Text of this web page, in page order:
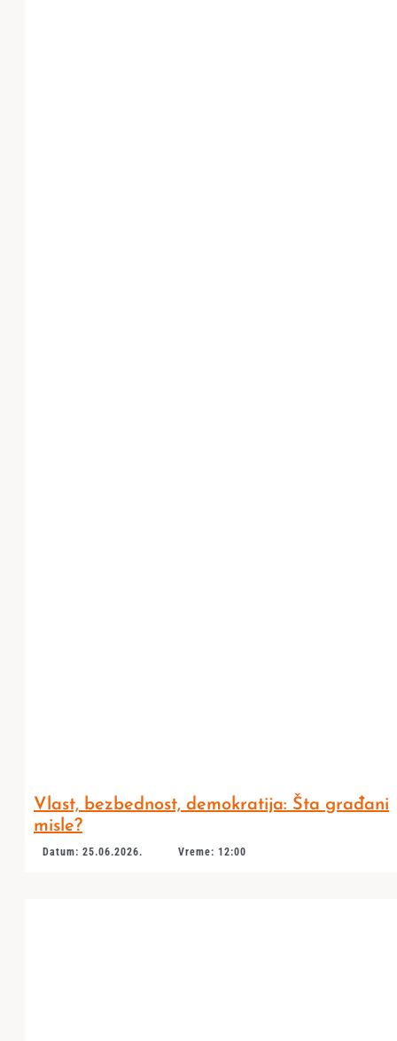
Vlast, bezbednost, demokratija: Šta građani
misle?
Datum: 25.06.2026. Vreme: 12:00